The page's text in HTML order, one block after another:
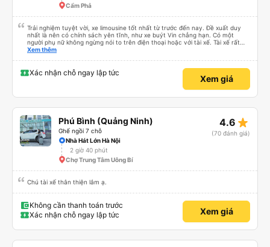
Cẩm Phả
Trải nghiệm tuyệt vời, xe limousine tốt nhất từ trước đến nay. Đề xuất duy
nhất là nên có chính sách yên tĩnh, như xe buýt Vin chẳng hạn. Có một
người phụ nữ không ngừng nói to trên điện thoại hoặc với tài xế. Tài xế rất
tôn trọng. Những hành khách khác, thậm chí cả trẻ nhỏ cũng rất chu đáo.
thiệu
Xem thêm
Xác nhận chỗ ngay lập tức
Xem giá
Phú Bình (Quảng Ninh)
Ghế ngồi 7 chỗ
4.6 star_rate
(70 đánh giá)
Nhà Hát Lớn Hà Nội
2 giờ 40 phút
Chợ Trung Tâm Uông Bí
Chú tài xế thân thiện lắm ạ.
Không cần thanh toán trước
Xác nhận chỗ ngay lập tức
Xem giá